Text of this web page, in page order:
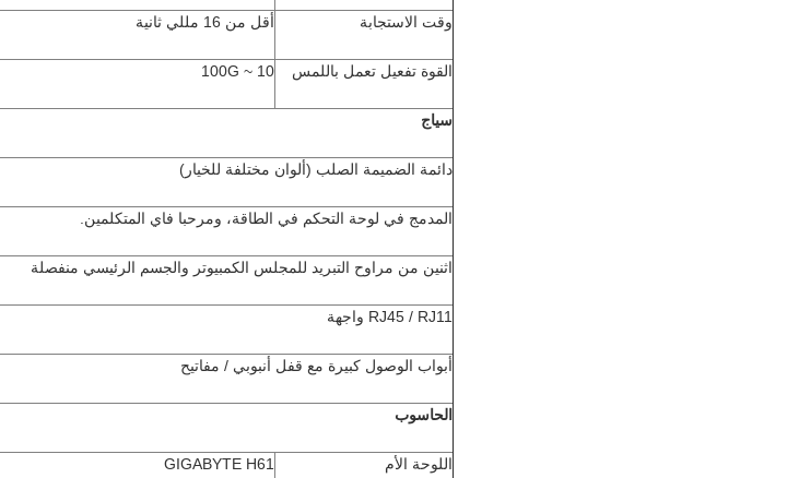
وقت الاستجابة أقل من 16 مللي ثانية
القوة تفعيل تعمل باللمس 10 ~ 100G
سياج
دائمة الضميمة الصلب (ألوان مختلفة للخيار)
المدمج في لوحة التحكم في الطاقة، ومرحبا فاي المتكلمين.
اثنين من مراوح التبريد للمجلس الكمبيوتر والجسم الرئيسي منفصلة
RJ45 / RJ11 واجهة
أبواب الوصول كبيرة مع قفل أنبوبي / مفاتيح
الحاسوب
اللوحة الأم GIGABYTE H61